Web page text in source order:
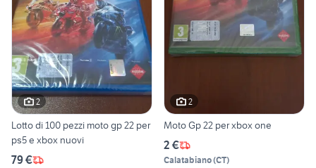
2
Lotto di 100 pezzi moto gp 22 per
ps5 e xbox nuovi
79 €
2
Moto Gp 22 per xbox one
2 €
Calatabiano(CT)